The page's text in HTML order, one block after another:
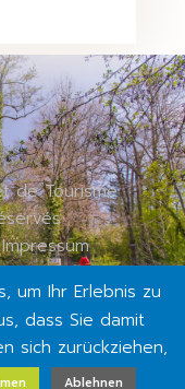
de Tourisme
Impressum
um Ihr Erlebnis zu
dass Sie damit
sich zurückziehen,
Ablehnen